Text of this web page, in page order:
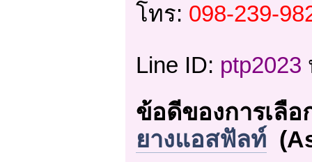
โทร: 098-239-
Line ID: ptp2023
ข้อดีของการเลื
ยางแอสฟัลท์